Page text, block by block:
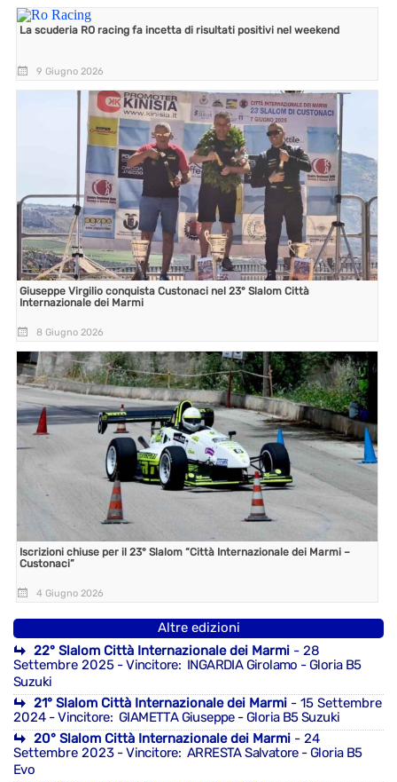
La scuderia RO racing fa incetta di risultati positivi nel weekend
9 Giugno 2026
Giuseppe Virgilio conquista Custonaci nel 23° Slalom Città
Internazionale dei Marmi
8 Giugno 2026
Iscrizioni chiuse per il 23° Slalom “Città Internazionale dei Marmi –
Custonaci”
4 Giugno 2026
Altre edizioni
22° Slalom Città Internazionale dei Marmi - 28
Settembre 2025 - Vincitore: INGARDIA Girolamo - Gloria B5
Suzuki
21° Slalom Città Internazionale dei Marmi - 15 Settembre
2024 - Vincitore: GIAMETTA Giuseppe - Gloria B5 Suzuki
20° Slalom Città Internazionale dei Marmi - 24
Settembre 2023 - Vincitore: ARRESTA Salvatore - Gloria B5
Evo